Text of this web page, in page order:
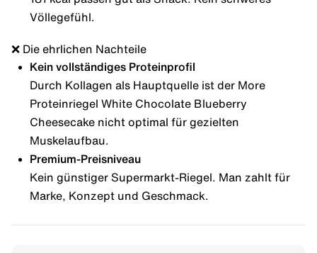
Völlegefühl.
❌ Die ehrlichen Nachteile
Kein vollständiges Proteinprofil
Durch Kollagen als Hauptquelle ist der More
Proteinriegel White Chocolate Blueberry
Cheesecake nicht optimal für gezielten
Muskelaufbau.
Premium-Preisniveau
Kein günstiger Supermarkt-Riegel. Man zahlt für
Marke, Konzept und Geschmack.